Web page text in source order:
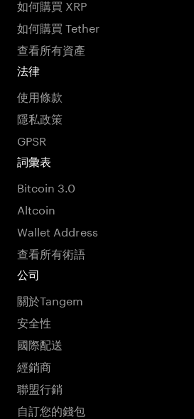
如何購買 XRP
如何購買 Tether
查看所有資產
法律
使用條款
隱私政策
GPSR
詞彙表
Bitcoin 3.0
Altcoin
Wallet Address
查看所有術語
公司
關於Tangem
安全性
國際配送
經銷商
聯盟行銷
自訂您的錢包